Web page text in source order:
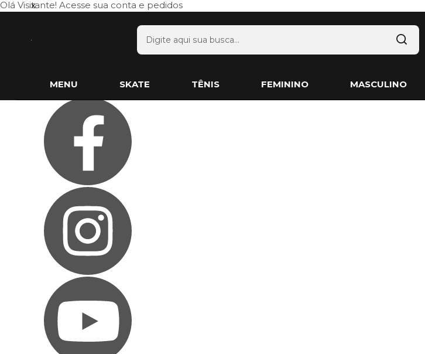
Olá Visitante! Acesse sua conta e pedidos
x
MENU SKATE TÊNIS FEMININO MASCULINO